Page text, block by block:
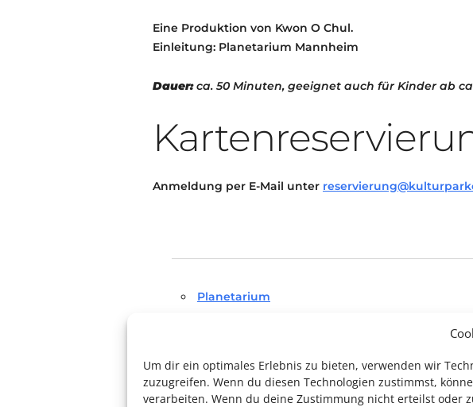
Um dir ein optimales Erlebnis zu bieten, verwenden wir
zuzugreifen. Wenn du diesen Technologien zustimmst,
verarbeiten. Wenn du deine Zustimmung nicht erteilst oder
Eine Produktion von Kwon O Chul.
Einleitung: Planetarium Mannheim
Dauer:ca. 50 Minuten, geeignet auch für Kinder ab
Anmeldung per E-Mail unter
Planetarium